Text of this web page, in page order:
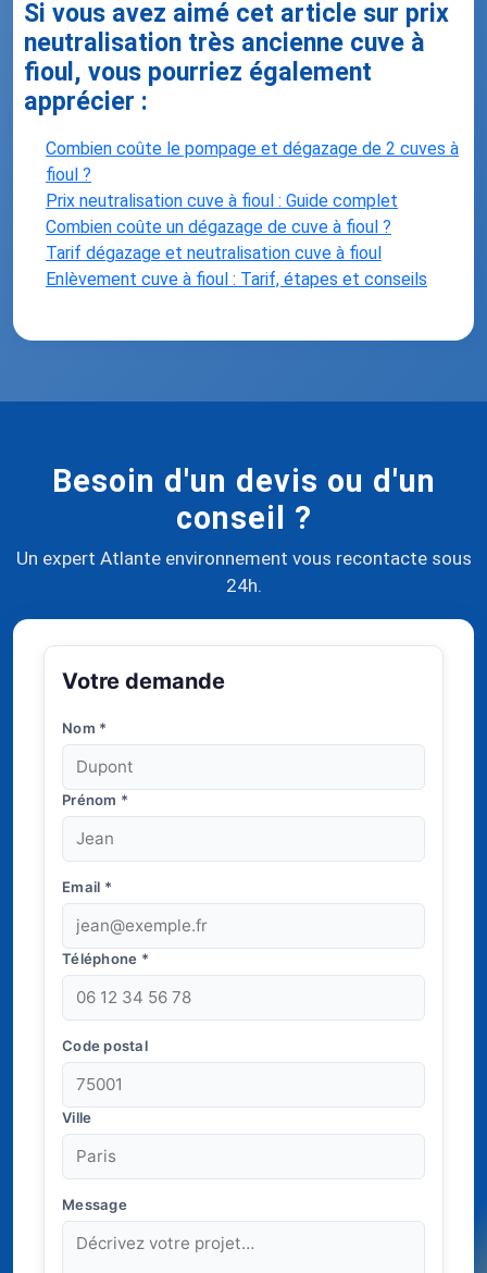
Si vous avez aimé cet article sur prix
neutralisation très ancienne cuve à
fioul, vous pourriez également
apprécier :
Combien coûte le pompage et dégazage de 2 cuves à
fioul ?
Prix neutralisation cuve à fioul : Guide complet
Combien coûte un dégazage de cuve à fioul ?
Tarif dégazage et neutralisation cuve à fioul
Enlèvement cuve à fioul : Tarif, étapes et conseils
Besoin d'un devis ou d'un
conseil ?
Un expert Atlante environnement vous recontacte sous
24h.
Votre demande
Nom *
Prénom *
Email *
Téléphone *
Code postal
Ville
Message